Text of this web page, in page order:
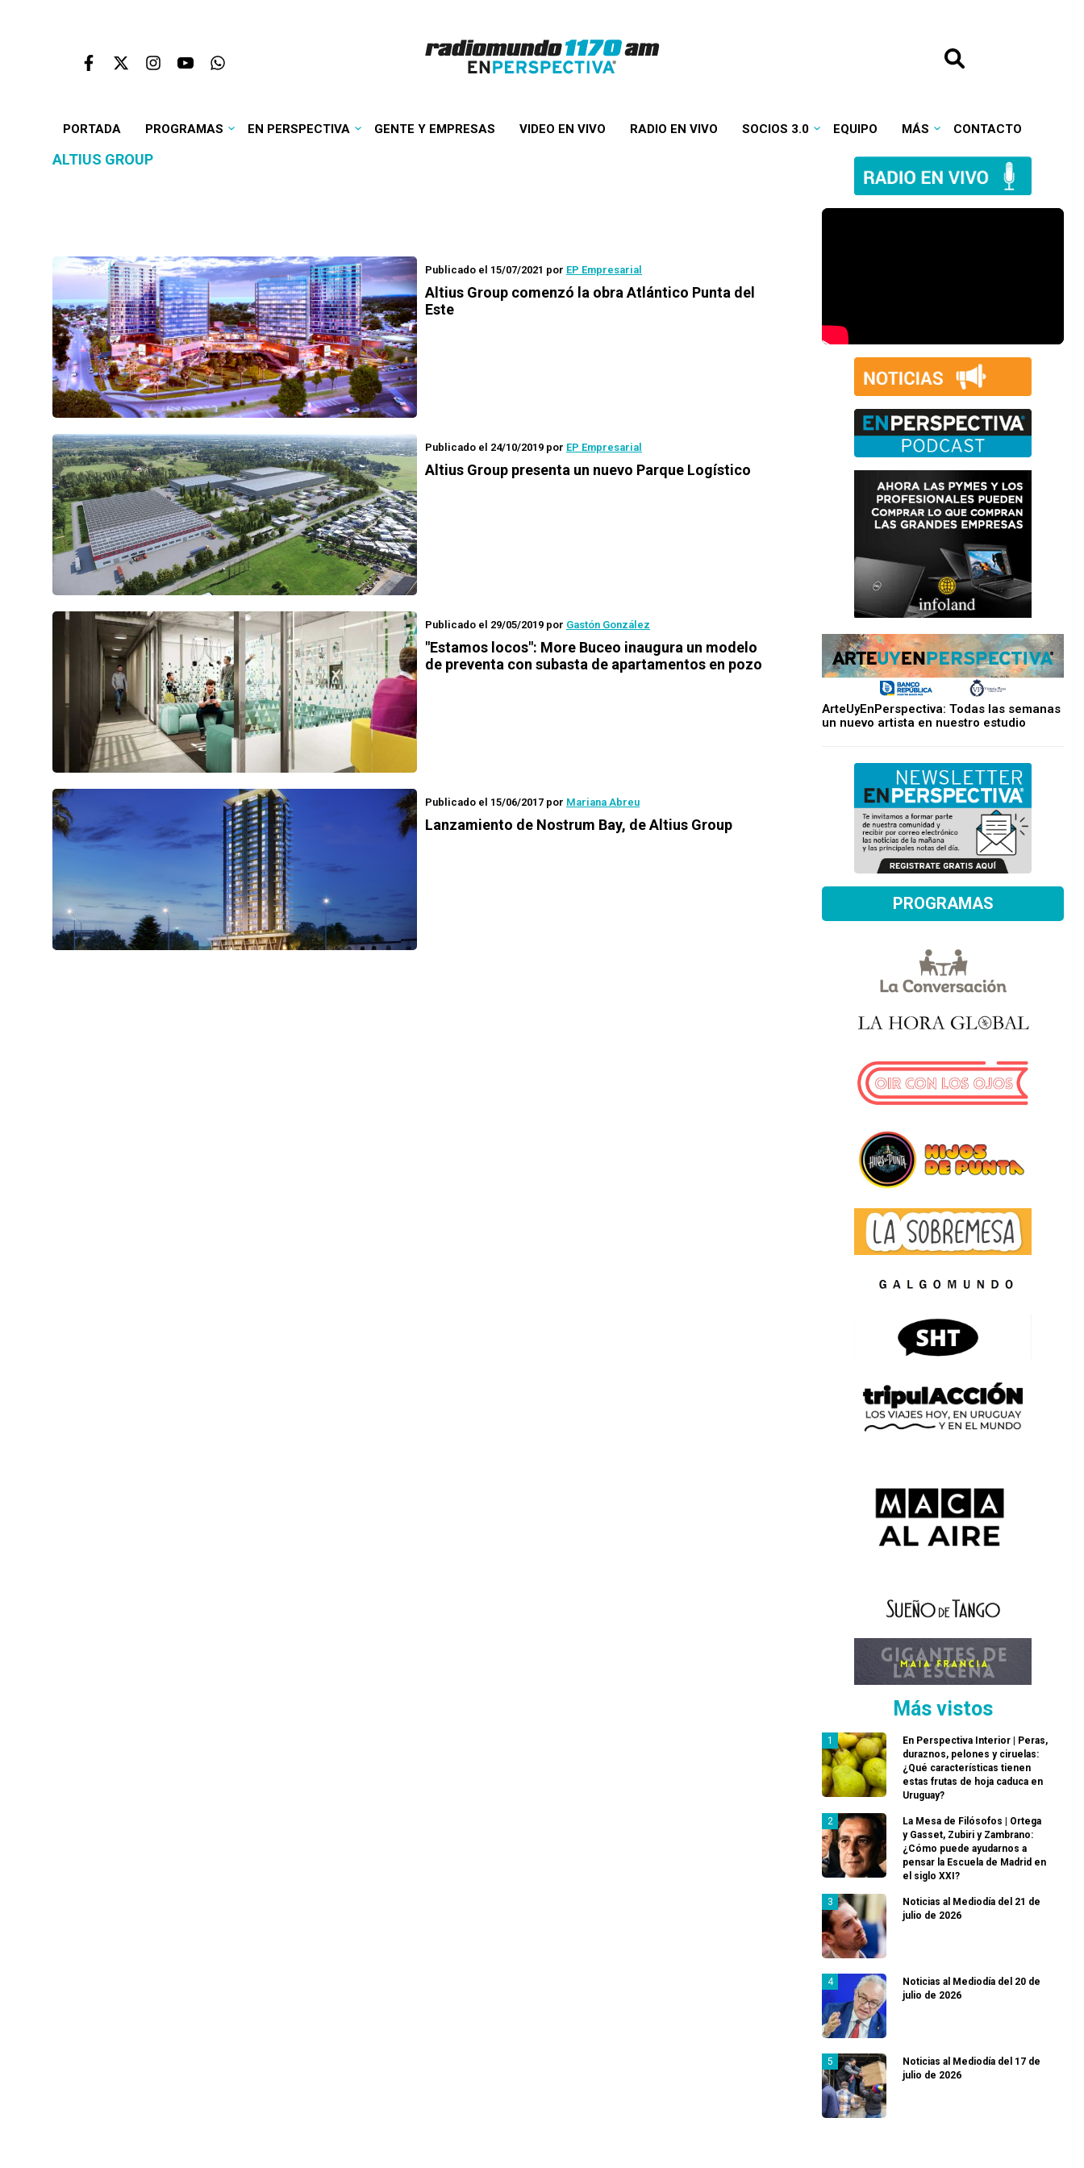
PORTADA PROGRAMAS EN PERSPECTIVA GENTE Y EMPRESAS VIDEO EN VIVO RADIO EN VIVO SOCIOS 3.0 EQUIPO MÁS CONTACTO
ALTIUS GROUP
Publicado el 15/07/2021 por EP Empresarial
Altius Group comenzó la obra Atlántico Punta del
Este
Publicado el 24/10/2019 por EP Empresarial
Altius Group presenta un nuevo Parque Logístico
Publicado el 29/05/2019 por Gastón González
"Estamos locos": More Buceo inaugura un modelo
de preventa con subasta de apartamentos en pozo
Publicado el 15/06/2017 por Mariana Abreu
Lanzamiento de Nostrum Bay, de Altius Group
ArteUyEnPerspectiva: Todas las semanas
un nuevo artista en nuestro estudio
PROGRAMAS
Más vistos
En Perspectiva Interior | Peras,
duraznos, pelones y ciruelas:
¿Qué características tienen
estas frutas de hoja caduca en
Uruguay?
La Mesa de Filósofos | Ortega
y Gasset, Zubiri y Zambrano:
¿Cómo puede ayudarnos a
pensar la Escuela de Madrid en
el siglo XXI?
Noticias al Mediodía del 21 de
julio de 2026
Noticias al Mediodía del 20 de
julio de 2026
Noticias al Mediodía del 17 de
julio de 2026